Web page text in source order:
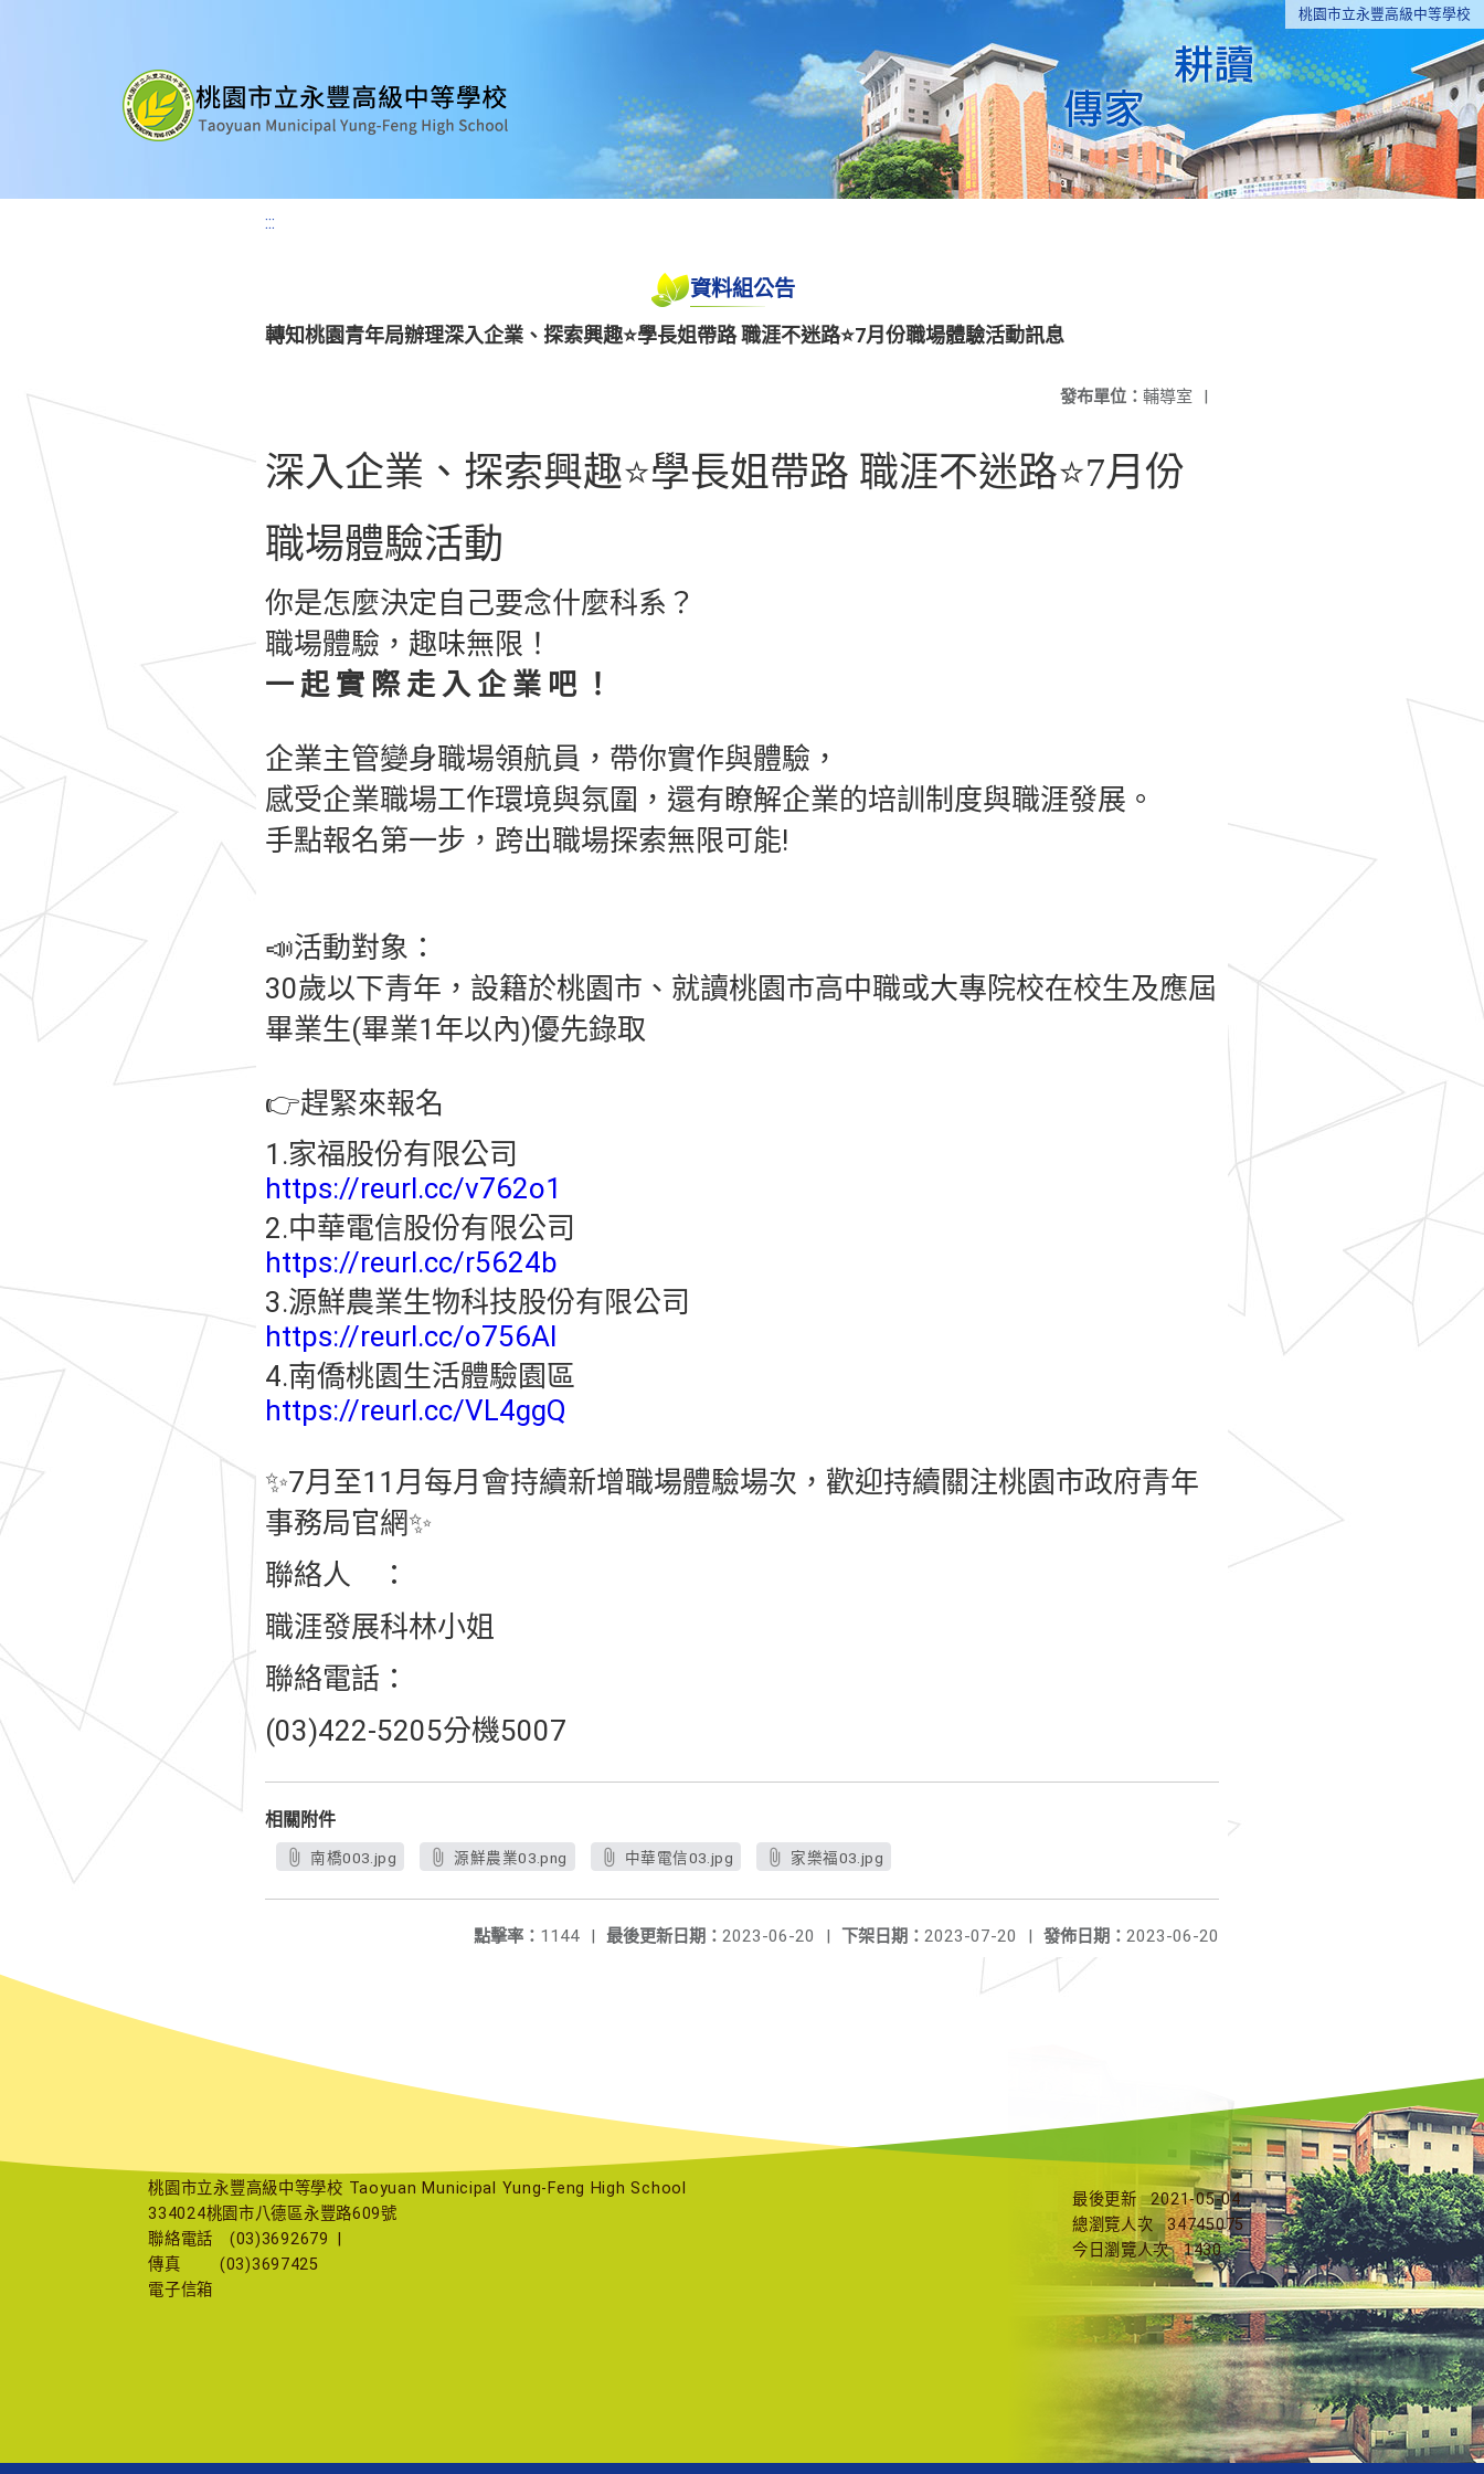
桃園市立永豐高級中等學校
:::
資料組公告
轉知桃園青年局辦理深入企業、探索興趣⭐學長姐帶路 職涯不迷路⭐7月份職場體驗活動訊息
發布單位： 輔導室 |
深入企業、探索興趣⭐學長姐帶路 職涯不迷路⭐7月份
職場體驗活動
你是怎麼決定自己要念什麼科系？
職場體驗，趣味無限！
一 起 實 際 走 入 企 業 吧 ！
企業主管變身職場領航員，帶你實作與體驗，
感受企業職場工作環境與氛圍，還有瞭解企業的培訓制度與職涯發展。
手點報名第一步，跨出職場探索無限可能!
📣活動對象：
30歲以下青年，設籍於桃園市、就讀桃園市高中職或大專院校在校生及應屆
畢業生(畢業1年以內)優先錄取
👉趕緊來報名
1.家福股份有限公司
https://reurl.cc/v762o1
2.中華電信股份有限公司
https://reurl.cc/r5624b
3.源鮮農業生物科技股份有限公司
https://reurl.cc/o756Al
4.南僑桃園生活體驗園區
https://reurl.cc/VL4ggQ
✨7月至11月每月會持續新增職場體驗場次，歡迎持續關注桃園市政府青年
事務局官網✨
聯絡人 ：
職涯發展科林小姐
聯絡電話：
(03)422-5205分機5007
相關附件
南橋003.jpg 源鮮農業03.png 中華電信03.jpg 家樂福03.jpg
發佈日期： 2023-06-20
下架日期： 2023-07-20 |
最後更新日期： 2023-06-20 |
點擊率： 1144 |
桃園市立永豐高級中等學校 Taoyuan Municipal Yung-Feng High School
334024桃園市八德區永豐路609號
聯絡電話
(03)3692679
傳真
(03)3697425
電子信箱
最後更新
2021-05-04
總瀏覽人次
34745075
今日瀏覽人次
1430